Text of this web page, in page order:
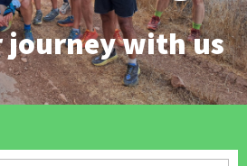
צור קשר
אירועים
with us